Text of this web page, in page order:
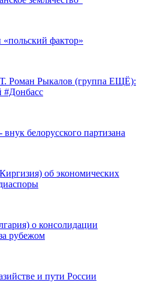
«польский фактор»
Рыкалов (группа ЕЩЁ):
#Донбасс
белорусского партизана
об экономических
о консолидации
рубежом
и пути России